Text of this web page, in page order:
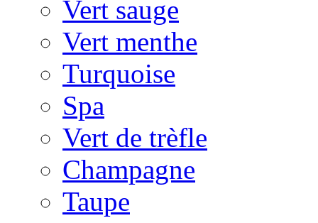
Vert sauge
Vert menthe
Turquoise
Spa
Vert de trèfle
Champagne
Taupe